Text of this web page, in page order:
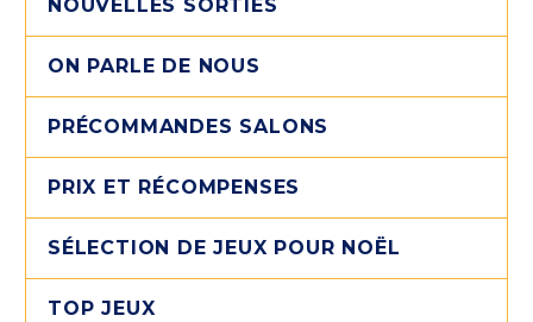
NOUVELLES SORTIES
ON PARLE DE NOUS
PRÉCOMMANDES SALONS
PRIX ET RÉCOMPENSES
SÉLECTION DE JEUX POUR NOËL
TOP JEUX